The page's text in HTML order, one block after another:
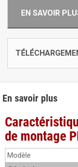
EN SAVOIR
En savoir plus
de montage
Modèle